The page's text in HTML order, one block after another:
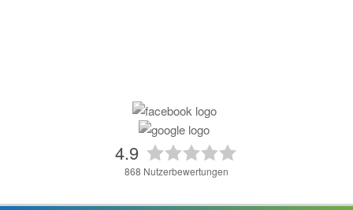
4.9
868 Nutzerbewertungen